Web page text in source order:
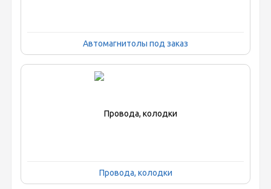
Автомагнитолы под заказ
Провода, колодки